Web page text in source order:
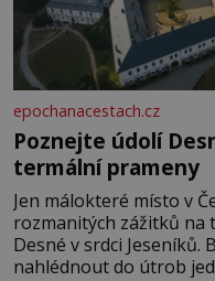
epochanacestach.cz
Poznejte údolí
termální prameny
Jen málokteré místo v
rozmanitých zážitků na
Desné v srdci Jeseníků.
nahlédnout do útrob